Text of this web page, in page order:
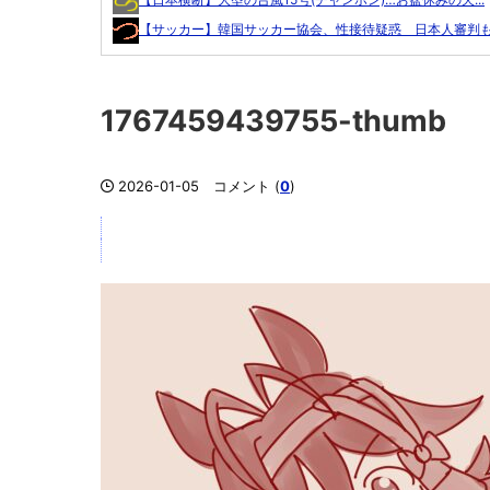
【サッカー】韓国サッカー協会、性接待疑惑 日本人審判
1767459439755-thumb
2026-01-05 コメント (0)